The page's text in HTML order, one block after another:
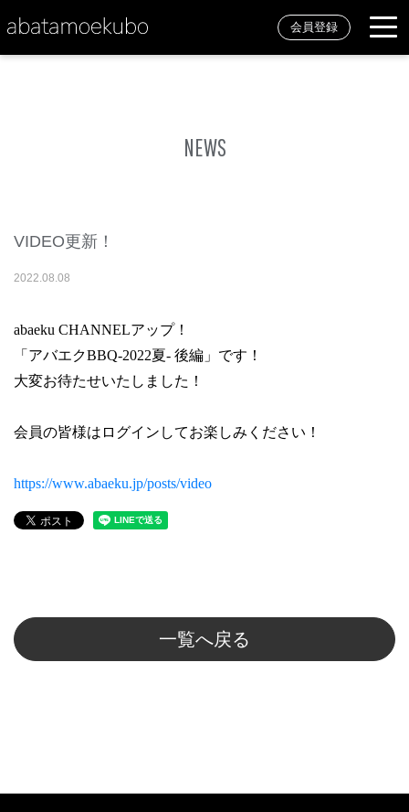
会員登録
NEWS
VIDEO更新！
2022.08.08
abaeku CHANNELアップ！
「アバエクBBQ-2022夏- 後編」です！
大変お待たせいたしました！
会員の皆様はログインしてお楽しみください！
https://www.abaeku.jp/posts/video
一覧へ戻る